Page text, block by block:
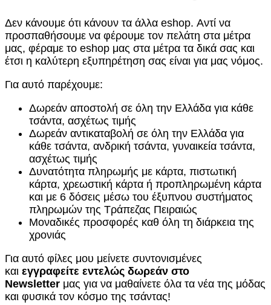
Δεν κάνουμε ότι κάνουν τα άλλα eshop. Αντί να
προσπαθήσουμε να φέρουμε τον πελάτη στα μέτρα
μας, φέραμε το eshop μας στα μέτρα τα δικά σας και
έτσι η καλύτερη εξυπηρέτηση σας είναι για μας νόμος.
Για αυτό παρέχουμε:
Δωρεάν αποστολή σε όλη την Ελλάδα για κάθε
τσάντα, ασχέτως τιμής
Δωρεάν αντικαταβολή σε όλη την Ελλάδα για
κάθε τσάντα, ανδρική τσάντα, γυναικεία τσάντα,
ασχέτως τιμής
Δυνατότητα πληρωμής με κάρτα, πιστωτική
κάρτα, χρεωστική κάρτα ή προπληρωμένη κάρτα
και με 6 δόσεις μέσω του έξυπνου συστήματος
πληρωμών της Τράπεζας Πειραιώς
Μοναδικές προσφορές καθ όλη τη διάρκεια της
χρονιάς
Για αυτό φίλες μου μείνετε συντονισμένες
και εγγραφείτε εντελώς δωρεάν στο
Newsletter μας για να μαθαίνετε όλα τα νέα της μόδας
και φυσικά τον κόσμο της τσάντας!